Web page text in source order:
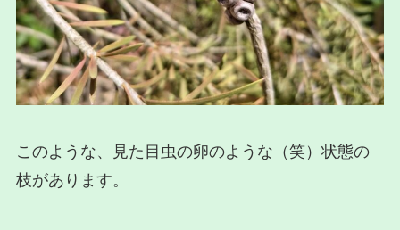
このような、見た目虫の卵のような（笑）状態の
枝があります。